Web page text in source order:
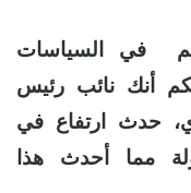
في السياسات
أنك نائب رئيس
حدث ارتفاع في
مما أحدث هذا